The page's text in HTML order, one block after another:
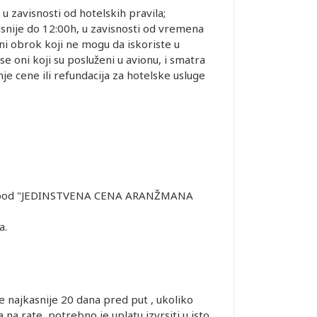
zavisnosti od hotelskih pravila;
do 12:00h, u zavisnosti od vremena
obrok koji ne mogu da iskoriste u
oni koji su posluženi u avionu, i smatra
cene ili refundacija za hotelske usluge
CENA ARANŽMANA
najkasnije 20 dana pred put , ukoliko